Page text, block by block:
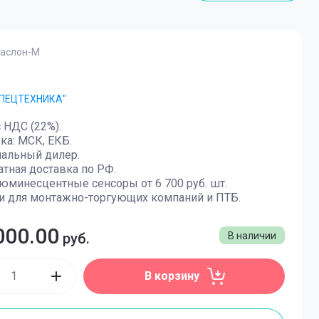
арочные
М
(22%).
МСК, ЕКБ.
дилер.
доставка по РФ.
сенсоры от 6 700 руб. шт.
для монтажно-торгующих компаний и ПТБ.
В наличии
руб.
В корзину